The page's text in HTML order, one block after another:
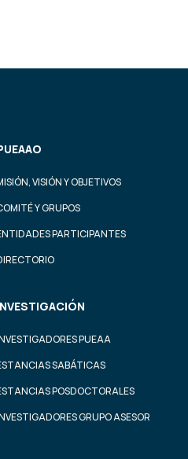
VISIÓN Y OBJETIVOS
Y GRUPOS
PARTICIPANTES
PUEAA
SABÁTICAS
POSDOCTORALES
GRUPO ASESOR